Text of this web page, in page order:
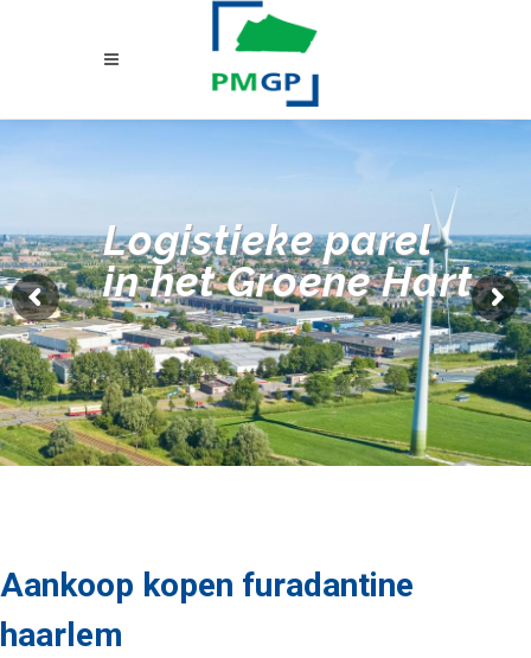
Logistieke parel
in het Groene Hart
Aankoop kopen furadantine
haarlem